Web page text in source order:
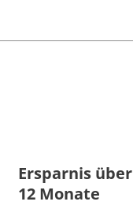
Ersparnis über
12 Monate